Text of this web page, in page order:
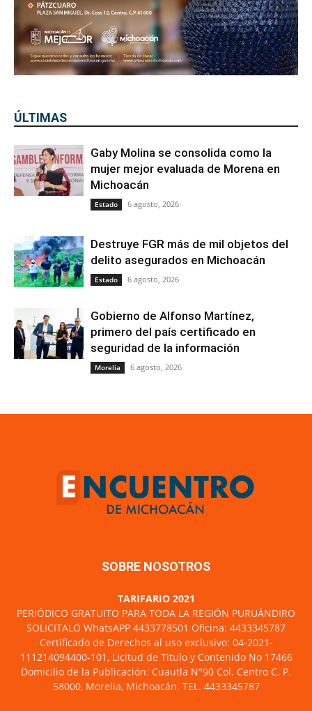
ÚLTIMAS
Gaby Molina se consolida como la
mujer mejor evaluada de Morena en
Michoacán
Estado 6 agosto, 2026
Destruye FGR más de mil objetos del
delito asegurados en Michoacán
Estado 6 agosto, 2026
Gobierno de Alfonso Martínez,
primero del país certificado en
seguridad de la información
Morelia 6 agosto, 2026
SOBRE NOSOTROS
TARIFARIO 2021
PERIÓDICO GRATUITO PARA TODA LA REGIÓN PURUÁNDIRO
SOLICITALO WhatsAPP 4433778501 Oficina: 4433345787
Certificado de Derechos al uso exclusivo: 04-2021-
111214094400-101, Licitud de Titulo y Contenido No 17466
Domicilio de la Publicación: Cuautla N°90 Col. Centro C. P.
58000, Morelia, Michoacán. TEL. 4433345787